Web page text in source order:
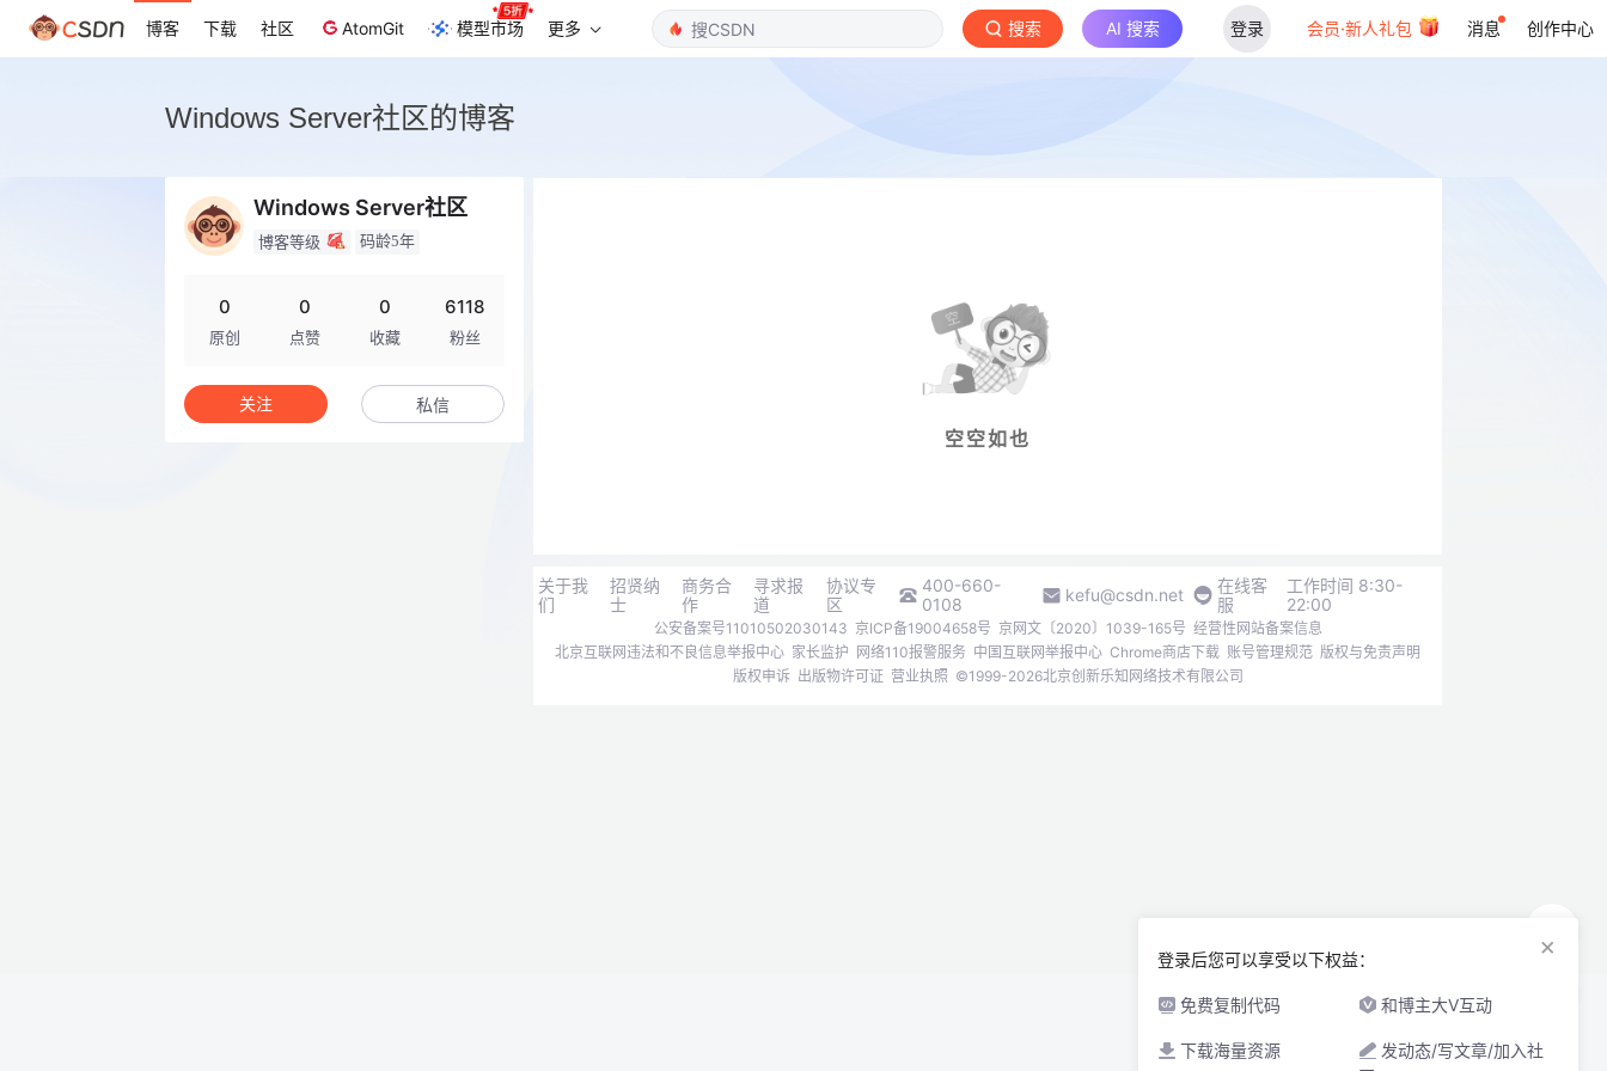
博客 下载 社区 AtomGit 模型市场 更多 搜索 AI 搜索 登录 会员·新人礼包 消息 创作中心
登录后您可以享受以下权益：
免费复制代码 和博主大V互动
下载海量资源
发动态/写文章/加入社
×
Windows Server社区的博客
空空如也
关于我
们
招贤纳
士
商务合
作
寻求报
道
协议专
区
400-660-
0108
kefu@csdn.net
在线客
服
工作时间 8:30-
22:00
公安备案号11010502030143 京ICP备19004658号 京网文〔2020〕1039-165号 经营性网站备案信息
北京互联网违法和不良信息举报中心 家长监护 网络110报警服务 中国互联网举报中心 Chrome商店下载 账号管理规范 版权与免责声明
版权申诉 出版物许可证 营业执照 ©1999-2026北京创新乐知网络技术有限公司
Windows Server社区
博客等级 码龄5年
0
原创
0
点赞
0
收藏
6118
粉丝
关注 私信